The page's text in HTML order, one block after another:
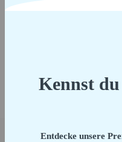
Kennst
Entdecke unsere